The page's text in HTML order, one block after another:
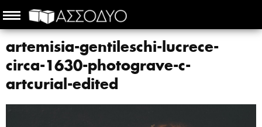
artemisia-gentileschi-lucrece-
circa-1630-photograve-c-
artcurial-edited